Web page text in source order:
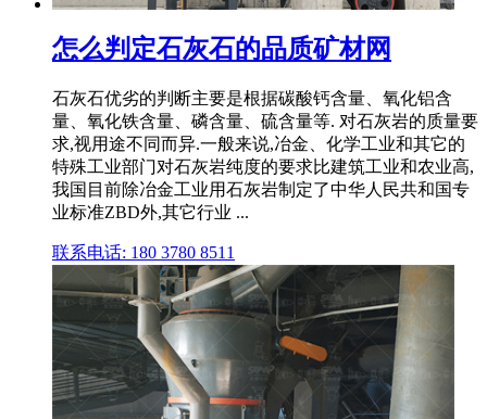
怎么判定石灰石的品质矿材网
石灰石优劣的判断主要是根据碳酸钙含量、氧化铝含
量、氧化铁含量、磷含量、硫含量等. 对石灰岩的质量要
求,视用途不同而异.一般来说,冶金、化学工业和其它的
特殊工业部门对石灰岩纯度的要求比建筑工业和农业高,
我国目前除冶金工业用石灰岩制定了中华人民共和国专
业标准ZBD外,其它行业 ...
联系电话: 180 3780 8511